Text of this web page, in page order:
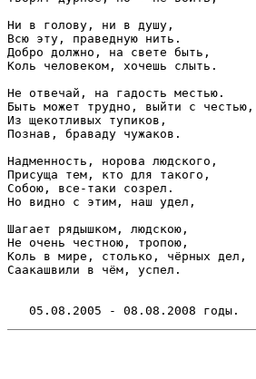
Ни в голову, ни в душу,
Всю эту, праведную нить.
Добро должно, на свете быть,
Коль человеком, хочешь слыть.
Не отвечай, на гадость местью.
Быть может трудно, выйти с честью,
Из щекотливых тупиков,
Познав, браваду чужаков.
Надменность, норова людского,
Присуща тем, кто для такого,
Собою, все-таки созрел.
Но видно с этим, наш удел,
Шагает рядышком, людскою,
Не очень честною, тропою,
Коль в мире, столько, чёрных дел,
Саакашвили в чём, успел.